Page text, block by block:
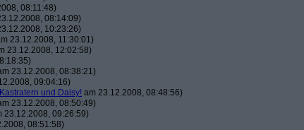
08:11:48)
08:14:09)
10:23:26)
23.12.2008, 11:30:01)
23.12.2008, 12:02:58)
23.12.2008, 08:38:21)
09:04:16)
und Daisy! am 23.12.2008, 08:48:56)
23.12.2008, 08:50:49)
23.12.2008, 09:26:59)
08:51:58)